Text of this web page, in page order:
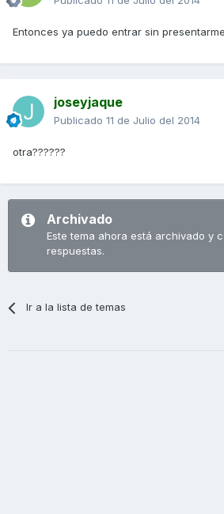
Entonces ya puedo entrar sin presentarme
joseyjaque
Publicado 11 de Julio del 2014
otra??????
Archivado
Este tema ahora está archivado y
respuestas.
Ir a la lista de temas